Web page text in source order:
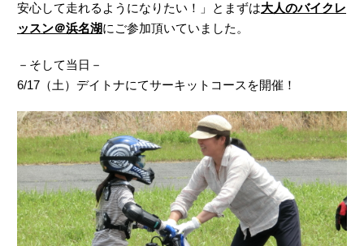
安心して走れるようになりたい！」とまずは大人のバイクレ
ッスン＠浜名湖にご参加頂いていました。
－そして当日－
6/17（土）デイトナにてサーキットコースを開催！